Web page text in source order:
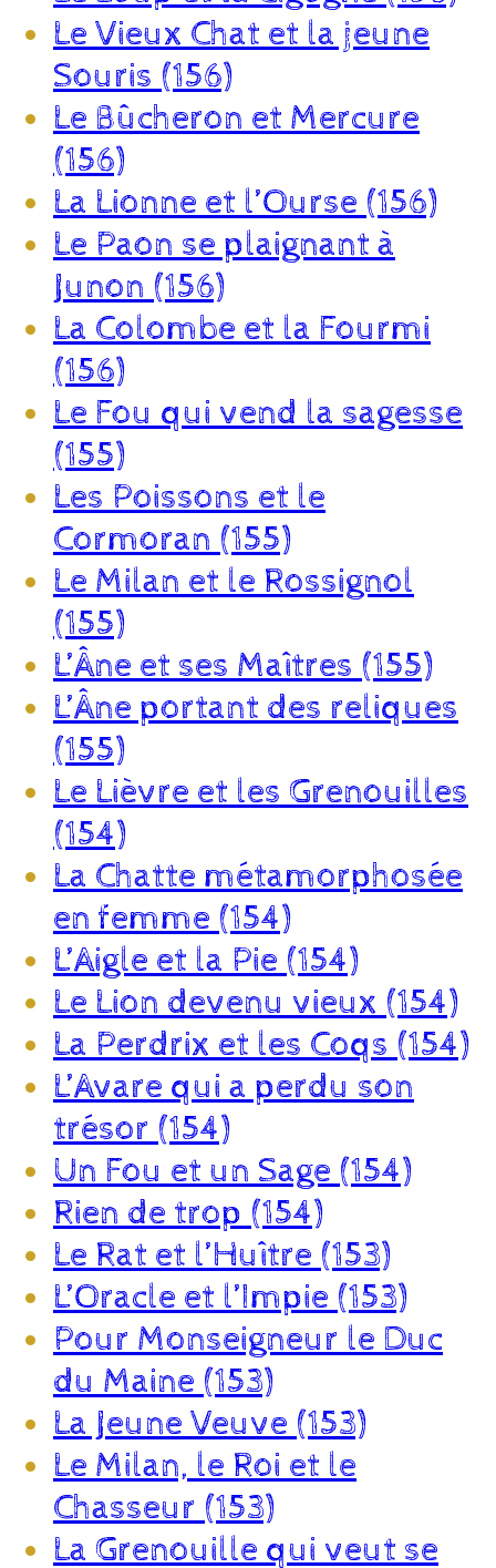
Le Vieux Chat et la jeune
Souris (156)
Le Bûcheron et Mercure
(156)
La Lionne et l’Ourse (156)
Le Paon se plaignant à
Junon (156)
La Colombe et la Fourmi
(156)
Le Fou qui vend la sagesse
(155)
Les Poissons et le
Cormoran (155)
Le Milan et le Rossignol
(155)
L’Âne et ses Maîtres (155)
L’Âne portant des reliques
(155)
Le Lièvre et les Grenouilles
(154)
La Chatte métamorphosée
en femme (154)
L’Aigle et la Pie (154)
Le Lion devenu vieux (154)
La Perdrix et les Coqs (154)
L’Avare qui a perdu son
trésor (154)
Un Fou et un Sage (154)
Rien de trop (154)
Le Rat et l’Huître (153)
L’Oracle et l’Impie (153)
Pour Monseigneur le Duc
du Maine (153)
La Jeune Veuve (153)
Le Milan, le Roi et le
Chasseur (153)
La Grenouille qui veut se